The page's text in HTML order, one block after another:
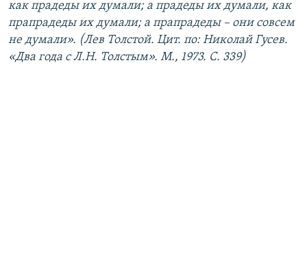
как прадеды их думали; а прадеды их думали, как
прапрадеды их думали; а прапрадеды – они совсем
не думали». (Лев Толстой. Цит. по: Николай Гусев.
«Два года с Л.Н. Толстым». М., 1973. С. 339)